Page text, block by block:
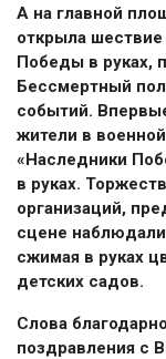
А на главной
открыла
Победы в руках,
Бессмертный
событий.
жители в
«Наследники
в руках.
организаций,
сцене
сжимая в руках
детских садов.
Слова
поздравления с